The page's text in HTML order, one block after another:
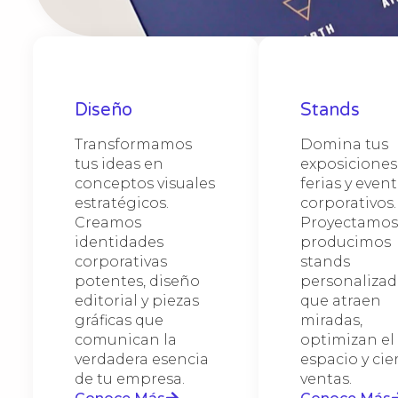
Diseño
Transformamos
tus ideas en
conceptos visuales
estratégicos.
Creamos
identidades
corporativas
potentes, diseño
editorial y piezas
gráficas que
comunican la
verdadera esencia
de tu empresa.
Stands
Domina tus
ferias y
corporativos.
producimos
stands
que atraen
miradas,
optimizan el
espacio y
ventas.
Nos
Nos
de
tu
visual
que
de